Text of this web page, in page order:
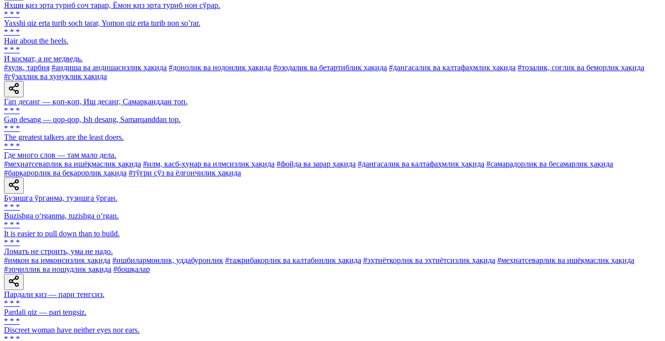
Яхши қиз эрта туриб соч тарар, Ёмон қиз эрта туриб нон сўрар.
* * *
Yaxshi qiz erta turib soch tarar, Yomon qiz erta turib non soʼrar.
* * *
Hair about the heels.
* * *
И космат, а не медведь.
#хулқ, тарбия #андиша ва андишасизлик ҳақида #донолик ва нодонлик ҳақида #озодалик ва бетартиблик ҳақида #дангасалик ва калтафаҳмлик ҳақида #тозалик, соғлик ва беморлик ҳақида
#гўзаллик ва хунуклик ҳақида
Гап десанг — қоп-қоп, Иш десанг, Самарқанддан топ.
* * *
Gap desang — qop-qop, Ish desang, Samarqanddan top.
* * *
The greatest talkers are the least doers.
* * *
Где много слов — там мало дела.
#меҳнатсеварлик ва ишёқмаслик ҳақида #илм, касб-ҳунар ва илмсизлик ҳақида #фойда ва зарар ҳақида #дангасалик ва калтафаҳмлик ҳақида #самарадорлик ва бесамарлик ҳақида
#барқарорлик ва беқарорлик ҳақида #тўғри сўз ва ёлғончилик ҳақида
Бузишга ўрганма, тузишга ўрган.
* * *
Buzishga o‘rganma, tuzishga o‘rgan.
* * *
It is easier to pull down than to build.
* * *
Ломать не строить, ума не надо.
#имкон ва имконсизлик ҳақида #ишбилармонлик, уддабуронлик #тажрибакорлик ва калтабинлик ҳақида #эҳтиёткорлик ва эҳтиётсизлик ҳақида #меҳнатсеварлик ва ишёқмаслик ҳақида
#эпчиллик ва ношудлик ҳақида #бошқалар
Пардали қиз — пари тенгсиз.
* * *
Pardali qiz — pari tengsiz.
* * *
Discreet woman have neither eyes nor ears.
* * *